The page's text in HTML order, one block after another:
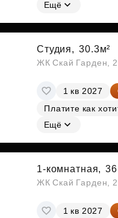
Субсидии
Ещё
Студия, 30.3м²
ЖК Скай Гарден,
1 кв 2027
Платите как
Ещё
1-комнатная,
ЖК Скай Гарден,
1 кв 2027